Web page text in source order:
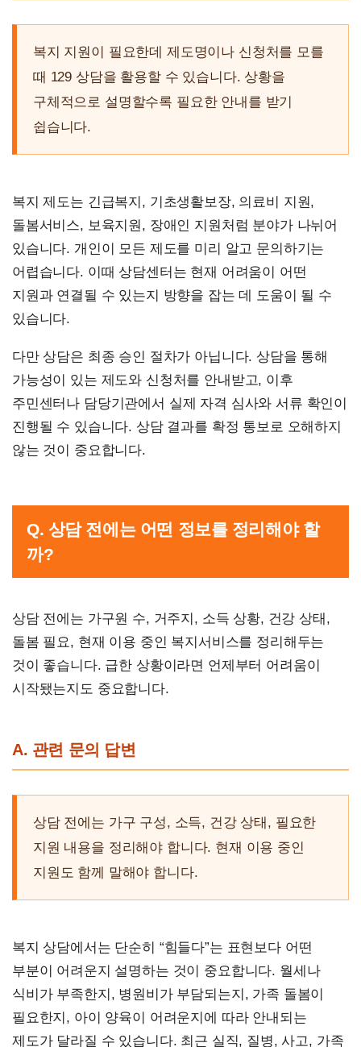
복지 지원이 필요한데 제도명이나 신청처를 모를
때 129 상담을 활용할 수 있습니다. 상황을
구체적으로 설명할수록 필요한 안내를 받기
쉽습니다.
복지 제도는 긴급복지, 기초생활보장, 의료비 지원,
돌봄서비스, 보육지원, 장애인 지원처럼 분야가 나뉘어
있습니다. 개인이 모든 제도를 미리 알고 문의하기는
어렵습니다. 이때 상담센터는 현재 어려움이 어떤
지원과 연결될 수 있는지 방향을 잡는 데 도움이 될 수
있습니다.
다만 상담은 최종 승인 절차가 아닙니다. 상담을 통해
가능성이 있는 제도와 신청처를 안내받고, 이후
주민센터나 담당기관에서 실제 자격 심사와 서류 확인이
진행될 수 있습니다. 상담 결과를 확정 통보로 오해하지
않는 것이 중요합니다.
Q. 상담 전에는 어떤 정보를 정리해야 할
까?
상담 전에는 가구원 수, 거주지, 소득 상황, 건강 상태,
돌봄 필요, 현재 이용 중인 복지서비스를 정리해두는
것이 좋습니다. 급한 상황이라면 언제부터 어려움이
시작됐는지도 중요합니다.
A. 관련 문의 답변
상담 전에는 가구 구성, 소득, 건강 상태, 필요한
지원 내용을 정리해야 합니다. 현재 이용 중인
지원도 함께 말해야 합니다.
복지 상담에서는 단순히 “힘들다”는 표현보다 어떤
부분이 어려운지 설명하는 것이 중요합니다. 월세나
식비가 부족한지, 병원비가 부담되는지, 가족 돌봄이
필요한지, 아이 양육이 어려운지에 따라 안내되는
제도가 달라질 수 있습니다. 최근 실직, 질병, 사고, 가족